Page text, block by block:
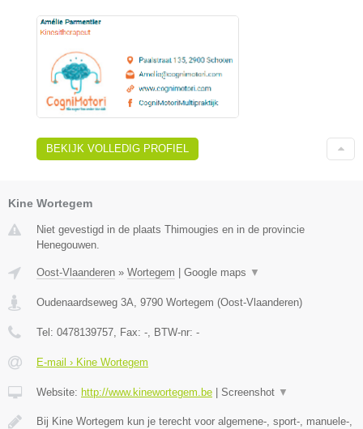
BEKIJK VOLLEDIG PROFIEL
Kine Wortegem
Niet gevestigd in de plaats Thimougies en in de provincie
Henegouwen.
Oost-Vlaanderen » Wortegem Google maps ▼
Oudenaardseweg 3A 9790 Wortegem (Oost-Vlaanderen)
Tel: 0478139757 , Fax: - , BTW-nr: -
E-mail › Kine Wortegem
Website: http://www.kinewortegem.be Screenshot ▼
Bij Kine Wortegem kun je terecht voor algemene-, sport-, manuele-,